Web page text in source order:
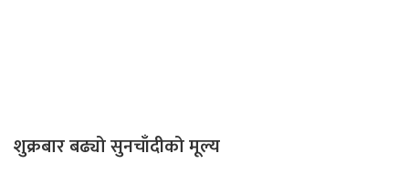
शुक्रबार बढ्यो सुनचाँदीको मूल्य